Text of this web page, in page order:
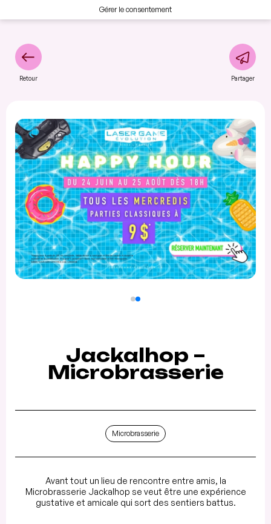
Gérer le consentement
Retour Partager
Jackalhop –
Microbrasserie
Microbrasserie
Avant tout un lieu de rencontre entre amis, la
Microbrasserie Jackalhop se veut être une expérience
gustative et amicale qui sort des sentiers battus.